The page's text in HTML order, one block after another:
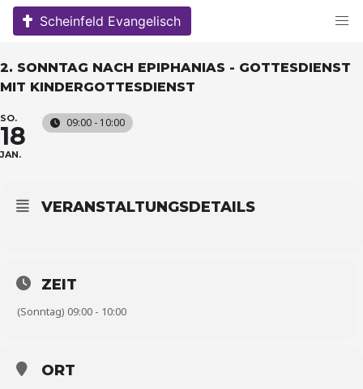
Skip
Scheinfeld Evangelisch
2. SONNTAG NACH EPIPHANIAS - GOTTESDIENST
MIT KINDERGOTTESDIENST
SO.
18
JAN.
09:00 - 10:00
VERANSTALTUNGSDETAILS
ZEIT
(Sonntag) 09:00 - 10:00
ORT